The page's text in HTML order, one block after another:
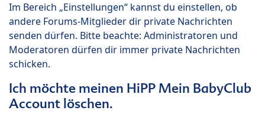
Im Bereich „Einstellungen“ kannst du einstellen, ob
andere Forums-Mitglieder dir private Nachrichten
senden dürfen. Bitte beachte: Administratoren und
Moderatoren dürfen dir immer private Nachrichten
schicken.
Ich möchte meinen HiPP Mein BabyClub
Account löschen.